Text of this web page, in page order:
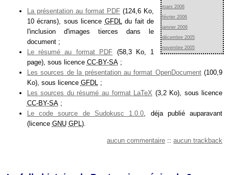
mars 2006
février 2006
janvier 2006
décembre 2005
novembre 2005
La présentation au format PDF (124,6 Ko,
10 écrans), sous licence GFDL du fait de
l'inclusion d'images tierces dans le
document ;
Le résumé au format PDF (58,3 Ko, 1
page), sous licence CC-BY-SA;
Les sources de la présentation au format OpenDocument(100,9
Ko), sous licence GFDL ;
Les sources du résumé au format LaTeX (3,2 Ko), sous licence
CC-BY-SA;
Le code source de Sudokusc 1.0.0 , déja publié auparavant
(licence GNU GPL ).
aucun commentaire :: aucun trackback